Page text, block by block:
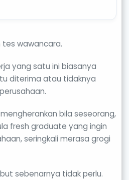
wawancara.
yang satu ini biasanya
diterima atau tidaknya
bila seseorang,
fresh graduate yang ingin
seringkali merasa grogi
sebenarnya tidak perlu.